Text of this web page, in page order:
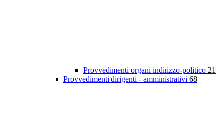
Provvedimenti organi indirizzo-politico 21
Provvedimenti dirigenti - amministrativi 68